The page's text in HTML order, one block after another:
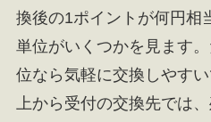
換後の1ポイントが何円相
単位がいくつかを見ます
位なら気軽に交換しやす
上から受付の交換先では